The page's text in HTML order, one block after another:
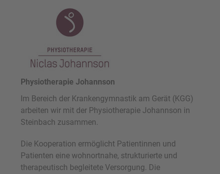
Physiotherapie Johannson
Im Bereich der Krankengymnastik am Gerät (KGG)
arbeiten wir mit der Physiotherapie Johannson in
Steinbach zusammen.
Die Kooperation ermöglicht Patientinnen und
Patienten eine wohnortnahe, strukturierte und
therapeutisch begleitete Versorgung. Die